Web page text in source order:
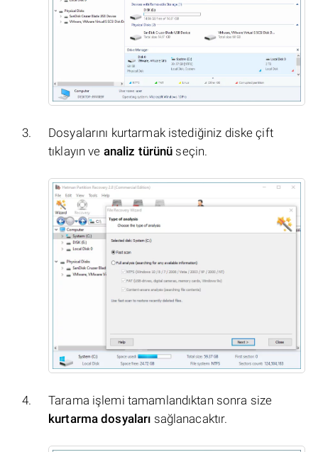
Dosyalarını kurtarmak istediğiniz diske çift
tıklayın ve analiz türünü seçin.
Tarama işlemi tamamlandıktan sonra size
kurtarma dosyaları sağlanacaktır.